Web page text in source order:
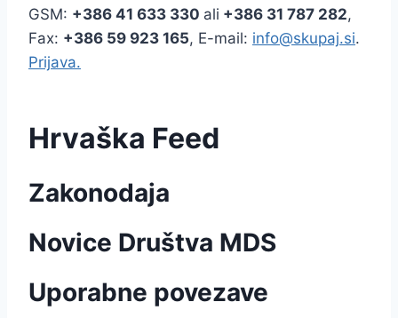
GSM: +386 41 633 330 ali +386 31 787 282,
Fax: +386 59 923 165, E-mail: info@skupaj.si.
Prijava.
Hrvaška Feed
Zakonodaja
Novice Društva MDS
Uporabne povezave